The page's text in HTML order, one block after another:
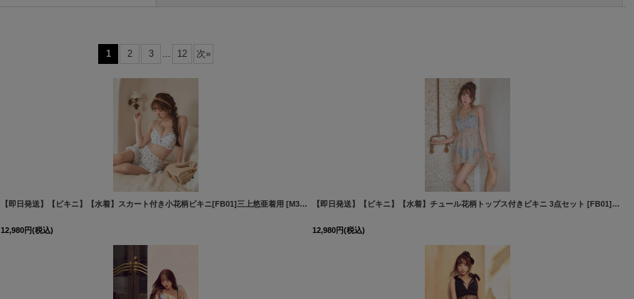
絞り込む
1 2 3 12 次»
[ M303dzjq-WxB-26MY-260414]
【即日発送】【ビキニ】【水着】スカート付き小花柄ビキニ[FB01]三上悠亜着用 [M307dzjqv-W-26MY-260414 ]
12,980円(税込)
【即日発送】【ビキニ】【水着】チュール花柄トップス付きビキニ 3点セット [FB01]三上悠亜着用
12,980円(税込)